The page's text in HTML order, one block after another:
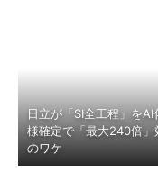
日立が「SI全工程」を
様確定で「最大240倍」
のワケ